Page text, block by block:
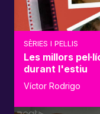
SÈRIES I PEL·LIS
Les millors
durant l'estiu
Víctor Rodrigo